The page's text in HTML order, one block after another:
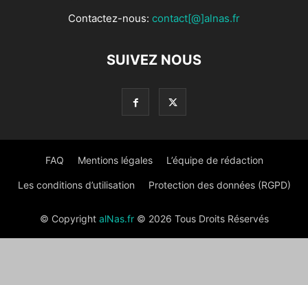
Contactez-nous: contact[@]alnas.fr
SUIVEZ NOUS
FAQ Mentions légales L’équipe de rédaction
Les conditions d’utilisation Protection des données (RGPD)
© Copyright alNas.fr© 2026 Tous Droits Réservés